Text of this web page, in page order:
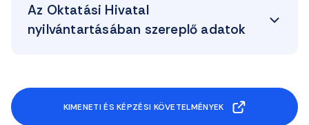
Az Oktatási Hivatal
nyilvántartásában szereplő adatok
KIMENETI ÉS KÉPZÉSI KÖVETELMÉNYEK